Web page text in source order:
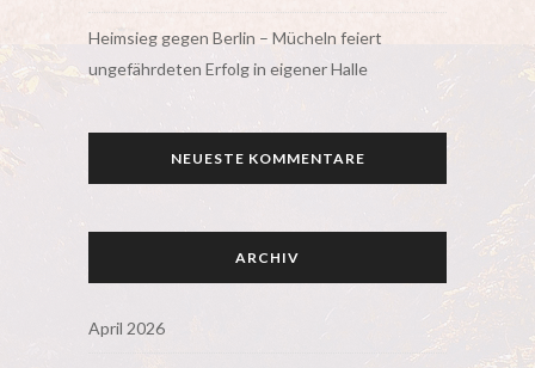
Heimsieg gegen Berlin – Mücheln feiert
ungefährdeten Erfolg in eigener Halle
NEUESTE KOMMENTARE
ARCHIV
April 2026